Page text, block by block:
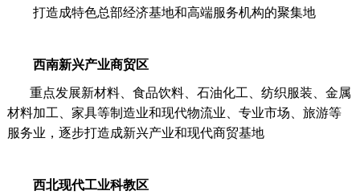
打造成特色总部经济基地和高端服务机构的聚集地
西南新兴产业商贸区
重点发展新材料、食品饮料、石油化工、纺织服装、金属
材料加工、家具等制造业和现代物流业、专业市场、旅游等
服务业，逐步打造成新兴产业和现代商贸基地
西北现代工业科教区